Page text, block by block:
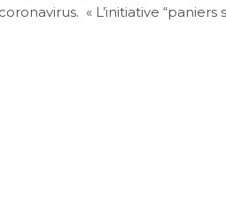
« L’initiative